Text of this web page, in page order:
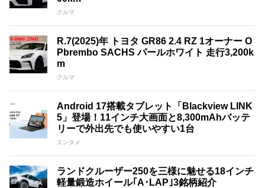
クルマ
R.7(2025)年 トヨタ GR86 2.4 RZ 1オーナー O
Pbrembo SACHS パールホワイト 走行3,200k
m
クルマ
Android 17搭載タブレット「Blackview LINK
5」登場！11インチ大画面と8,300mAhバッテ
リーで外出先でも使いやすい1台
エンタメ
ランドクルーザー250を三様に魅せる18インチ
軽量鍛造ホイール｢A･LAP｣3銘柄紹介